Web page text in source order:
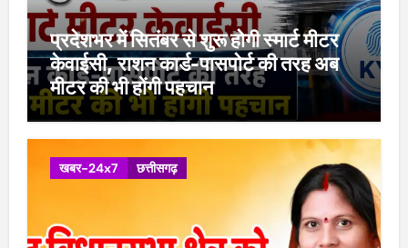
प्रदेशभर में सितंबर से शुरू होगी स्मार्ट मीटर
केवाईसी, राशन कार्ड-पासपोर्ट की तरह अब
मीटर की भी होंगी पहचान
खबर-24x7 छत्तीसगढ़